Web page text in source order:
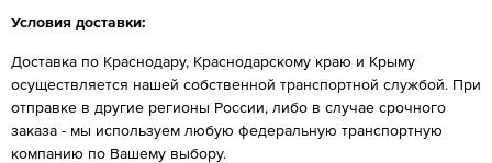
Условия доставки:
Доставка по Краснодару, Краснодарскому краю и Крыму
осуществляется нашей собственной транспортной службой. При
отправке в другие регионы России, либо в случае срочного
заказа - мы используем любую федеральную транспортную
компанию по Вашему выбору.